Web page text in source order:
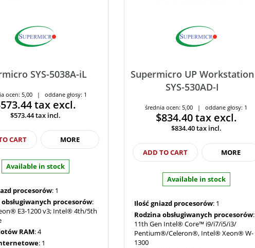
SYS-5038A-iL
ocen: 5,00 | oddane głosy: 1
tax excl.
$573.44tax incl.
CART MORE
Available in stock
procesorów: 1
obsługiwanych procesorów:
E3-1200 v3; Intel® 4th/5th
RAM: 4
: 1
Supermicro UP Workstation
SYS-530AD-I
średnia ocen: 5,00 | oddane głosy: 1
$834.40tax excl.
$834.40tax incl.
ADD TO CART MORE
Available in stock
Ilość gniazd procesorów: 1
Rodzina obsługiwanych procesorów:
11th Gen Intel® Core™ i9/i7/i5/i3/
Pentium®/Celeron®, Intel® Xeon® W-
1300